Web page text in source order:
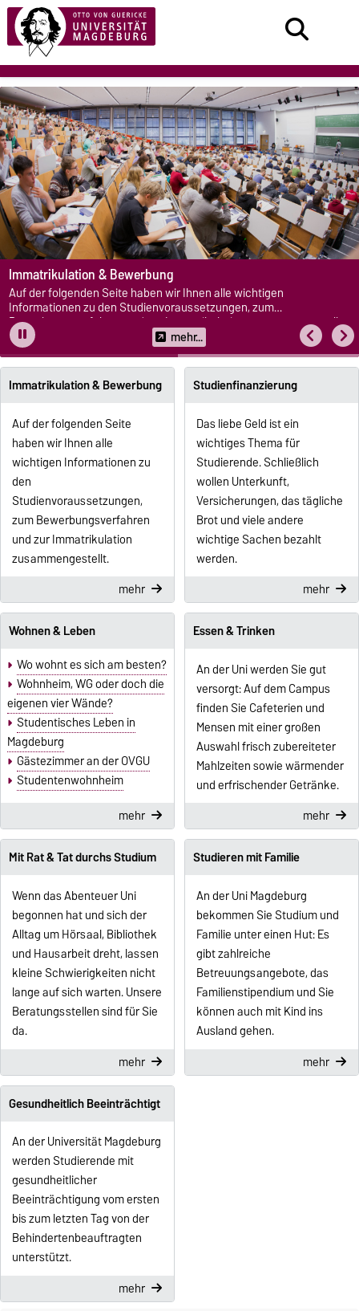
Immatrikulation & Bewerbung
Auf der folgenden Seite haben wir Ihnen alle wichtigen
Informationen zu den Studienvoraussetzungen, zum
Bewerbungsverfahren und zur Immatrikulation zusammengestellt.
mehr...
Immatrikulation & Bewerbung
Auf der folgenden Seite
haben wir Ihnen alle
wichtigen Informationen zu
den
Studienvoraussetzungen,
zum Bewerbungsverfahren
und zur Immatrikulation
zusammengestellt.
mehr
Studienfinanzierung
Das liebe Geld ist ein
wichtiges Thema für
Studierende. Schließlich
wollen Unterkunft,
Versicherungen, das tägliche
Brot und viele andere
wichtige Sachen bezahlt
werden.
mehr
Wohnen & Leben
Wo wohnt es sich am besten?
Wohnheim, WG oder doch die
eigenen vier Wände?
Studentisches Leben in
Magdeburg
Gästezimmer an der OVGU
Studentenwohnheim
mehr
Essen & Trinken
An der Uni werden Sie gut
versorgt: Auf dem Campus
finden Sie Cafeterien und
Mensen mit einer großen
Auswahl frisch zubereiteter
Mahlzeiten sowie wärmender
und erfrischender Getränke.
mehr
Mit Rat & Tat durchs Studium
Wenn das Abenteuer Uni
begonnen hat und sich der
Alltag um Hörsaal, Bibliothek
und Hausarbeit dreht, lassen
kleine Schwierigkeiten nicht
lange auf sich warten. Unsere
Beratungsstellen sind für Sie
da.
mehr
Studieren mit Familie
An der Uni Magdeburg
bekommen Sie Studium und
Familie unter einen Hut: Es
gibt zahlreiche
Betreuungsangebote, das
Familien­stipendium und Sie
können auch mit Kind ins
Ausland gehen.
mehr
Gesundheitlich Beeinträchtigt
An der Universität Magdeburg
werden Studierende mit
gesundheitlicher
Beeinträchtigung vom ersten
bis zum letzten Tag von der
Behindertenbeauftragten
unterstützt.
mehr